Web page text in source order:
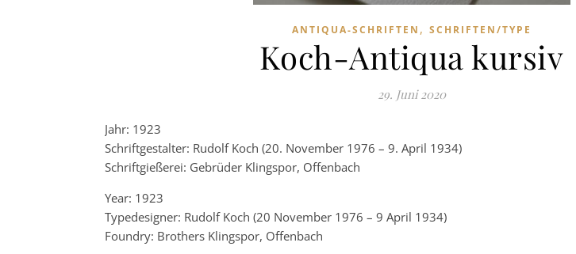
ANTIQUA-SCHRIFTEN , SCHRIFTEN/TYPE
Koch-Antiqua kursiv
29. Juni 2020
Jahr: 1923
Schriftgestalter: Rudolf Koch (20. November 1976 – 9. April 1934)
Schriftgießerei: Gebrüder Klingspor, Offenbach
Year: 1923
Typedesigner: Rudolf Koch (20 November 1976 – 9 April 1934)
Foundry: Brothers Klingspor, Offenbach